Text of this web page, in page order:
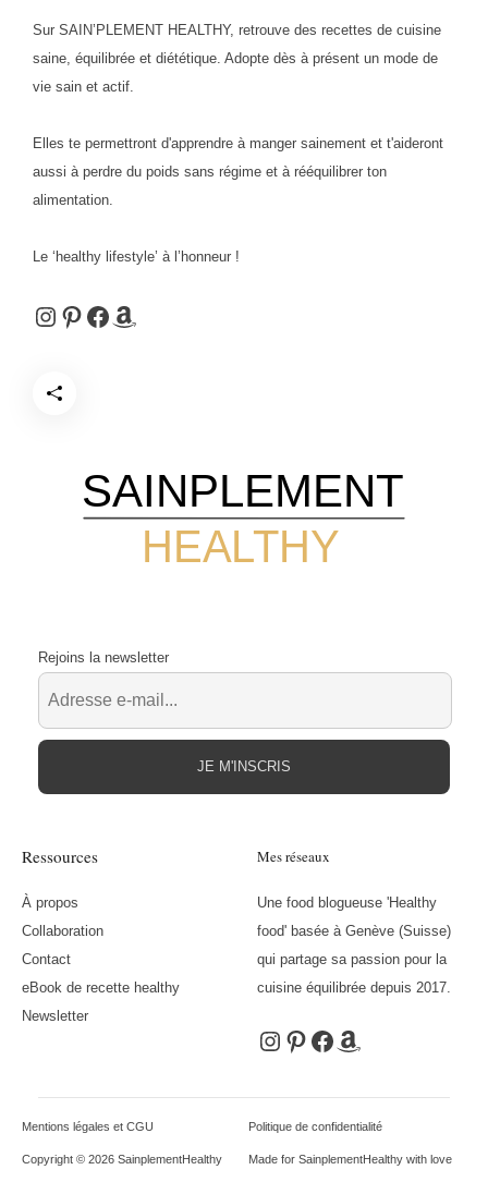
Sur SAIN’PLEMENT HEALTHY, retrouve des recettes de cuisine
saine, équilibrée et diététique. Adopte dès à présent un mode de
vie sain et actif.
Elles te permettront d'apprendre à manger sainement et t'aideront
aussi à perdre du poids sans régime et à rééquilibrer ton
alimentation.
Le ‘healthy lifestyle’ à l’honneur !
Instagram
Pinterest
Facebook
Amazon
HEALTHY
SAINPLEMENT
Ressources
À propos
Collaboration
Contact
eBook de recette healthy
Newsletter
Mes réseaux
Une food blogueuse 'Healthy
food' basée à Genève (Suisse)
qui partage sa passion pour la
cuisine équilibrée depuis 2017.
Instagram
Pinterest
Facebook
Amazon
Rejoins la newsletter
JE M'INSCRIS
Mentions légales et CGU Politique de confidentialité
Copyright © 2026 SainplementHealthy Made for SainplementHealthy with love